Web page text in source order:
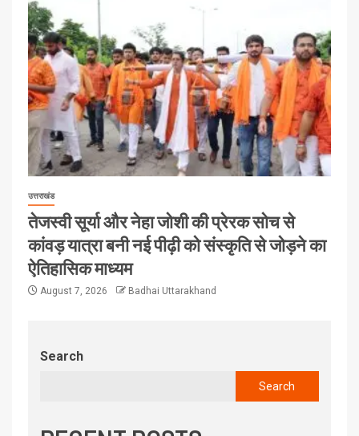
उत्तराखंड
तेजस्वी सूर्या और नेहा जोशी की प्रेरक सोच से
कांवड़ यात्रा बनी नई पीढ़ी को संस्कृति से जोड़ने का
ऐतिहासिक माध्यम
August 7, 2026 Badhai Uttarakhand
Search
Search